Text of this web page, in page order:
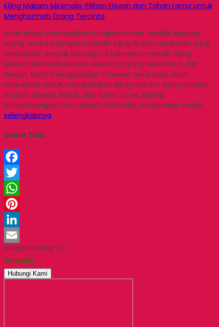
Kijing Makam Minimalis: Pilihan Elegan dan Tahan Lama untuk
Menghormati Orang Tercinta
Anda dapat memberikan penghormatan terakhir kepada
orang tercinta dengan memilih Kijing Makam Minimalis yang
berkualitas. Banyak keluarga di Indonesia memilih Kijing
Makam Minimalis karena desainnya yang sederhana dan
elegan. Kami menggunakan marmer serta batu alam
berkualitas untuk menghasilkan kijing makam yang modern,
mudah dirawat, kokoh, dan tahan lama. Seiring
berkembangnya tren desain minimalis, masyarakat mulai…
selengkapnya
Share This :
Facebook
Twitter
WhatsApp
Pinterest
LinkedIn
Email
Harga Hubungi CS
Tersedia
Hubungi Kami